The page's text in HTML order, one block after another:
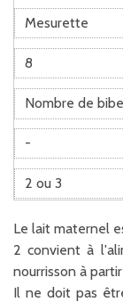
Mesurette
8
Nombre de
-
2 ou 3
Le lait maternel
2 convient à
nourrisson à
Il ne doit pas